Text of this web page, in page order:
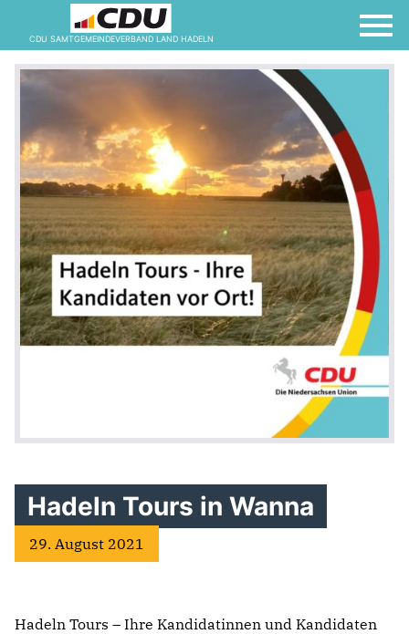
CDU SAMTGEMEINDEVERBAND LAND HADELN
Hadeln Tours in Wanna
29. August 2021
Hadeln Tours – Ihre Kandidatinnen und Kandidaten